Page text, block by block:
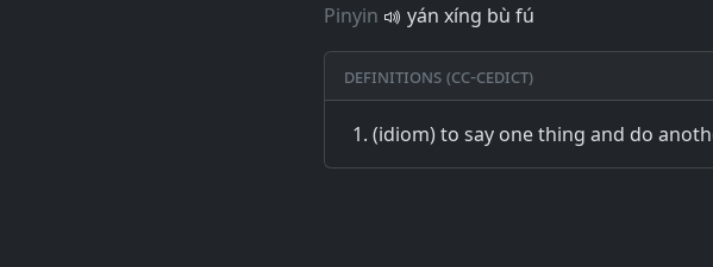
Pinyin
yán xíng bù fú
Definitions (CC-CEDICT)
(idiom) to say one thing and do